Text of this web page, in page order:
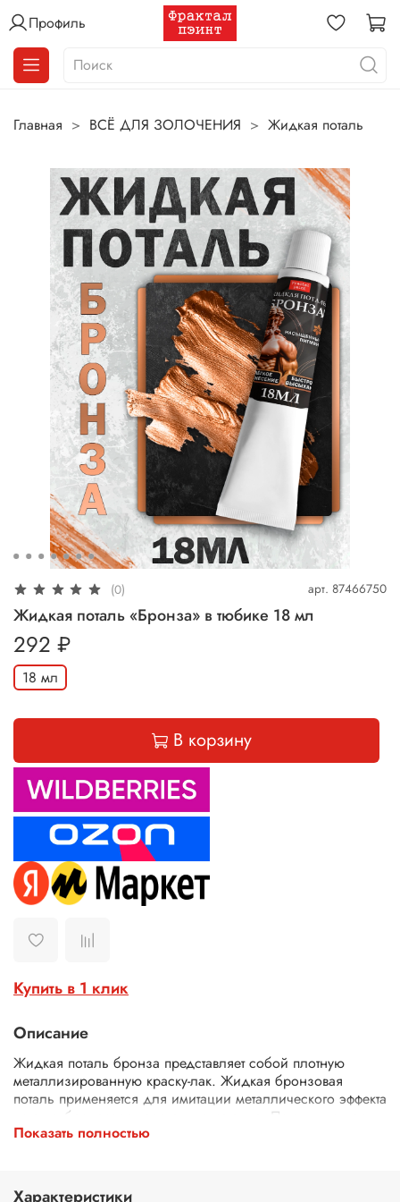
Профиль
Главная ВСЁ ДЛЯ ЗОЛОЧЕНИЯ Жидкая поталь
(0) арт. 87466750
Жидкая поталь «Бронза» в тюбике 18 мл
292 ₽
18 мл
В корзину
Купить в 1 клик
Описание
Жидкая поталь бронза представляет собой плотную
металлизированную краску-лак. Жидкая бронзовая
поталь применяется для имитации металлического эффекта
потали, бронзовая краска для металла. Поталь жидкая
бронза подходит для нанесения на любую поверхность
сочетается с битумным винтажным лаком для придания
Показать полностью
Характеристики